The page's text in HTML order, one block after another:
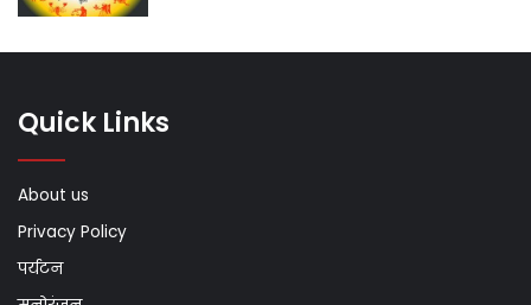
Quick Links
About us
Privacy Policy
पर्यटन